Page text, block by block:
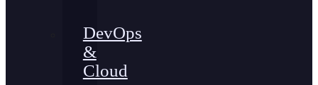
DevOps
&
Cloud